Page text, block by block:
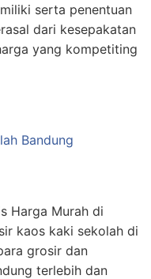
serta penentuan
dari kesepakatan
yang kompetiting
Harga Murah di
kaos kaki sekolah di
grosir dan
terlebih dan